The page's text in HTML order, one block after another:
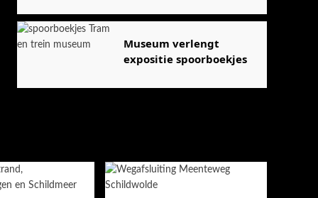
Museum verlengt
expositie spoorboekjes